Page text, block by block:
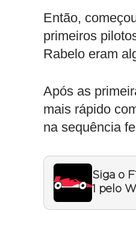
Então,
primeiros
Rabelo eram
Após as
mais rápido
na sequência
Siga o
1 pelo